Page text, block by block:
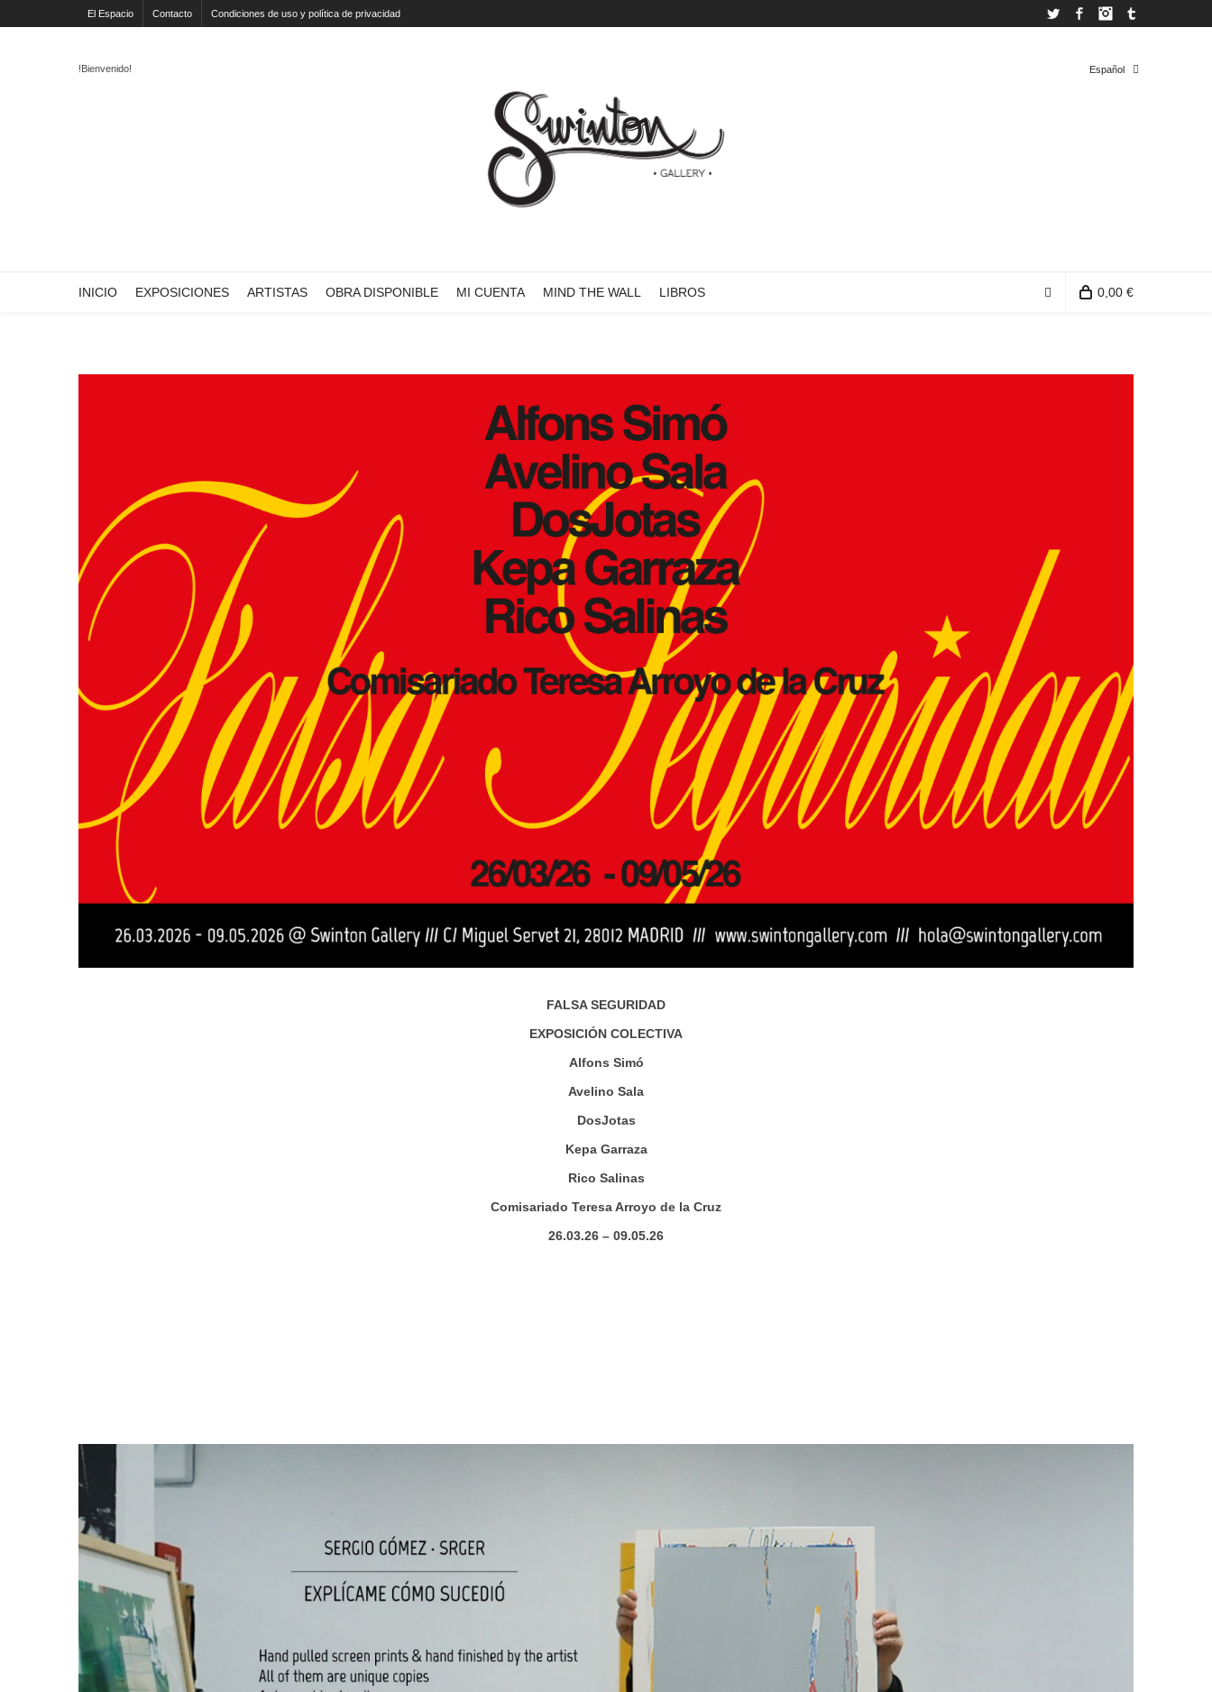
El Espacio Contacto Condiciones de uso y política de privacidad Twitter FacebookInstagram
!Bienvenido! Español
INICIO EXPOSICIONES ARTISTAS OBRA DISPONIBLE MI CUENTA MIND THE WALL LIBROS 0,00 €
FALSA SEGURIDAD
EXPOSICIÓN COLECTIVA
Alfons Simó
Avelino Sala
DosJotas
Kepa Garraza
Rico Salinas
Comisariado Teresa Arroyo de la Cruz
26.03.26 – 09.05.26